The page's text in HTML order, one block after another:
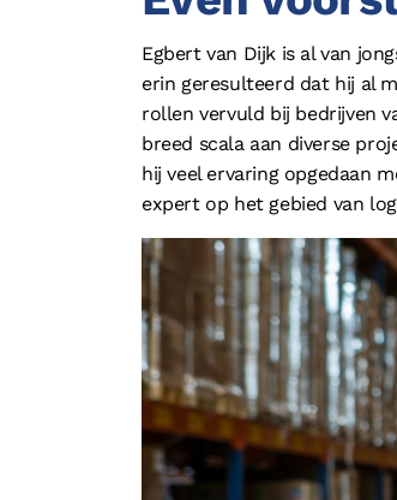
© 2026 - Boostlogix |
Egbert van Dijk is al van
erin geresulteerd dat hij al
rollen vervuld bij bedrijven
breed scala aan diverse
hij veel ervaring opgedaan
expert op het gebied van